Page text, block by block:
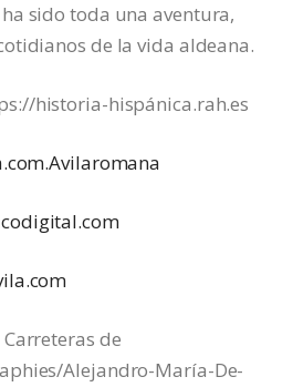
ha sido toda una aventura,
de la vida aldeana.
historia-hispánica.rah.es
de
Alejandro-María-De-